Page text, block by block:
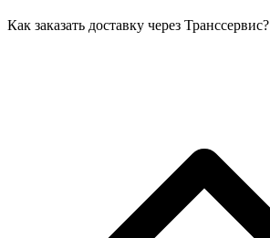
Как заказать доставку через Транссервис?